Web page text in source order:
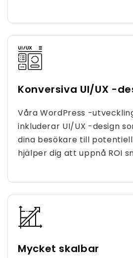
Konversiva UI/UX -
Våra WordPress -
inkluderar UI/UX -design
dina besökare till
hjälper dig att uppnå ROI
Mycket skalbar